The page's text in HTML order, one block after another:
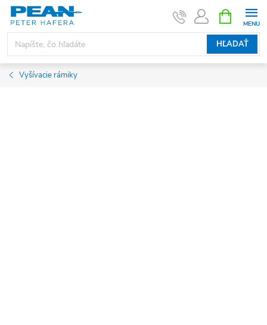
Prejsť
obsah
HĽADAŤ
KOŠÍK
Vyšívacie rámiky